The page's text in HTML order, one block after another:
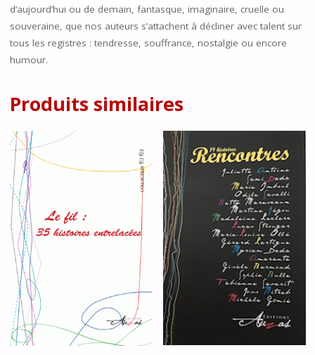
d’aujourd’hui ou de demain, fantasque, imaginaire, cruelle ou
souveraine, que nos auteurs s’attachent à décliner avec talent sur
tous les registres : tendresse, souffrance, nostalgie ou encore
humour.
Produits similaires